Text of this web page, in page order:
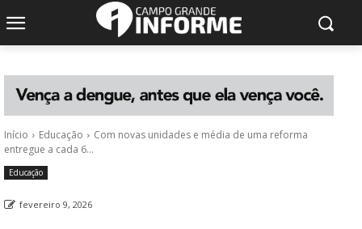
Início Educação
Com novas unidades e média de uma reforma
entregue a cada 6...
Educação
fevereiro 9, 2026